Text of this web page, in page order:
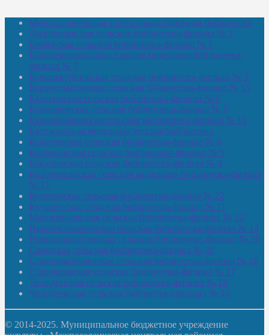
Межпоселенческая центральная районная библиотека
Амзибашевская сельская библиотека-филиал № 1
Бабаевская сельская библиотека-филиал № 2
Большекачаковская сельская модельная библиотека-
филиал № 7
Большекуразовская сельская библиотека-филиал № 3
Верхнетыхтемская сельская библиотека-филиал № 15
Калегинская сельская библиотека-филиал № 6
Калмашевская сельская библиотека-филиал № 5
Калмиябашевская сельская библиотека-филиал № 13
Калтасинская модельная детская библиотека
Кельтеевская сельская библиотека-филиал № 8
Киебаковская сельская библиотека-филиал № 9
Кокушевская сельская библиотека-филиал № 4
Краснохолмская сельская модельная библиотека-филиал
№ 21
Кутеремская сельская библиотека-филиал № 22
Кучашевская сельская библиотека-филиал № 11
Малокачаковская сельская библиотека-филиал № 12
Нижнекачмашевская сельская библиотека-филиал № 14
Новокильбахтинская сельская библиотека-филиал № 19
Сазовская сельская библиотека-филиал № 20
Староорьебашевская сельская библиотека-филиал № 16
Старояшевская сельская библиотека-филиал № 17
Тюльдинская сельская библиотека-филиал № 18
Чилибеевская сельская библиотека-филиал № 10
© 2014-2025. Муниципальное бюджетное учреждение